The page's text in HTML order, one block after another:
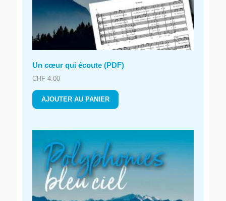
Un cœur qui écoute (PDF)
CHF 4.00
AJOUTER AU PANIER